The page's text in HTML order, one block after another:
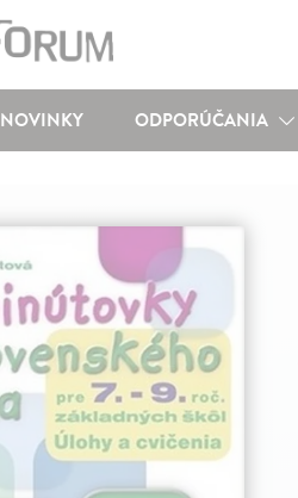
NOVINKY ODPORÚČANIA